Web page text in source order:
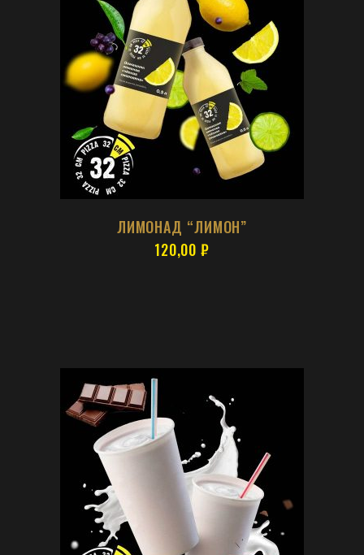
ЛИМОНАД “ЛИМОН”
120,00₽